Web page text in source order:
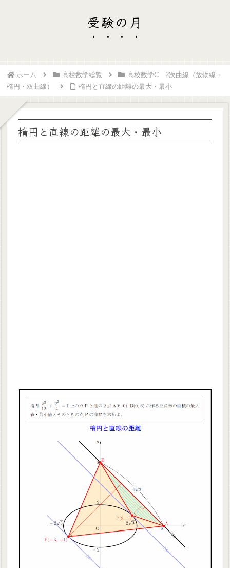
受験の月
ホーム 高校数学総覧
高校数学C 2次曲線（放物線・
楕円・双曲線）
楕円と直線の距離の最大・最小
楕円と直線の距離の最大・最小